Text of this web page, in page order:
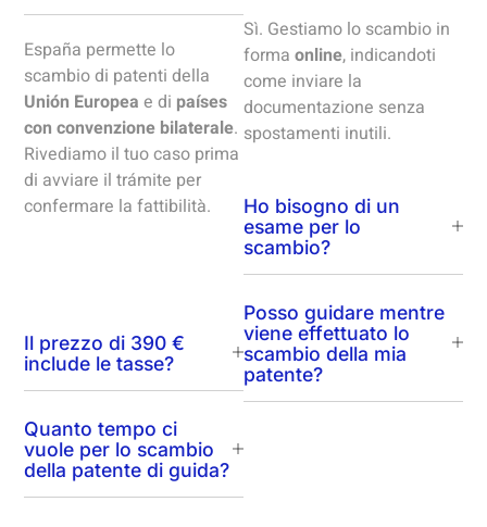
España permette lo
scambio di patenti della
Unión Europea e di países
con convenzione bilaterale.
Rivediamo il tuo caso prima
di avviare il trámite per
confermare la fattibilità.
Il prezzo di 390 €
include le tasse?
Quanto tempo ci
vuole per lo scambio
della patente di guida?
Sì. Gestiamo lo scambio in
forma online, indicandoti
come inviare la
documentazione senza
spostamenti inutili.
Ho bisogno di un
esame per lo
scambio?
Posso guidare mentre
viene effettuato lo
scambio della mia
patente?